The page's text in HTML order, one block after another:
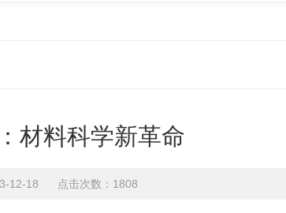
材料科学新革命
12-18 点击次数：1808